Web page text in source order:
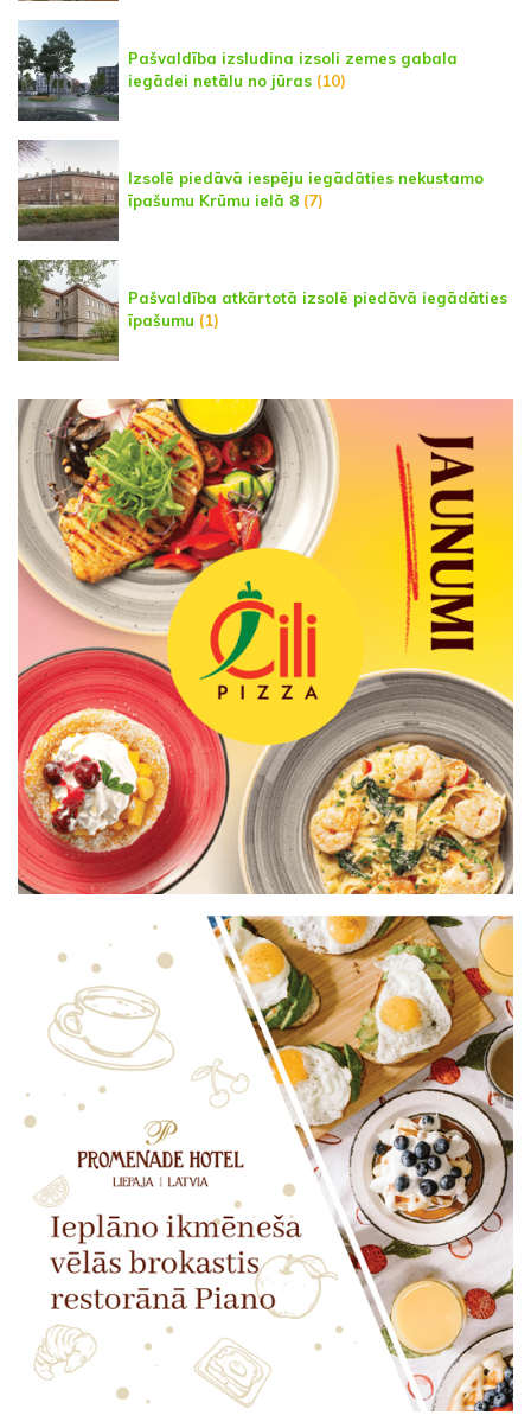
Pašvaldība izsludina izsoli zemes gabala
iegādei netālu no jūras (10)
Izsolē piedāvā iespēju iegādāties nekustamo
īpašumu Krūmu ielā 8 (7)
Pašvaldība atkārtotā izsolē piedāvā iegādāties
īpašumu (1)